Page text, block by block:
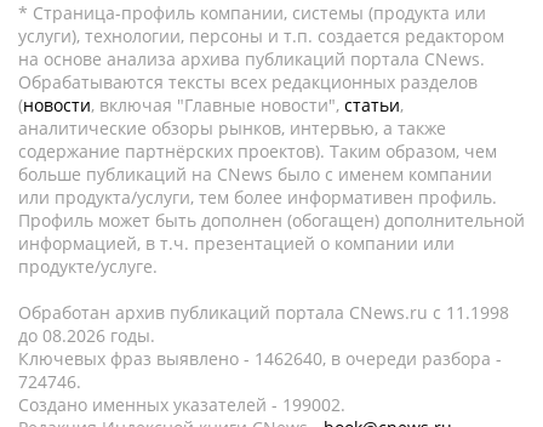
* Страница-профиль компании, системы (продукта или
услуги), технологии, персоны и т.п. создается редактором
на основе анализа архива публикаций портала CNews.
Обрабатываются тексты всех редакционных разделов
(новости, включая "Главные новости", статьи,
аналитические обзоры рынков, интервью, а также
содержание партнёрских проектов). Таким образом, чем
больше публикаций на CNews было с именем компании
или продукта/услуги, тем более информативен профиль.
Профиль может быть дополнен (обогащен) дополнительной
информацией, в т.ч. презентацией о компании или
продукте/услуге.
Обработан архив публикаций портала CNews.ru c 11.1998
до 08.2026 годы.
Ключевых фраз выявлено - 1462640, в очереди разбора -
724746.
Создано именных указателей - 199002.